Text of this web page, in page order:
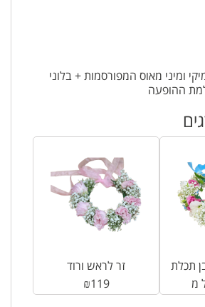
ומיני מאוס המפורסמות + בלוני
ההופעה
זר לראש ורוד
₪119
תכלת